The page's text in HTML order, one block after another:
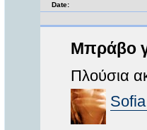
Date:
Μπράβο
Πλούσια